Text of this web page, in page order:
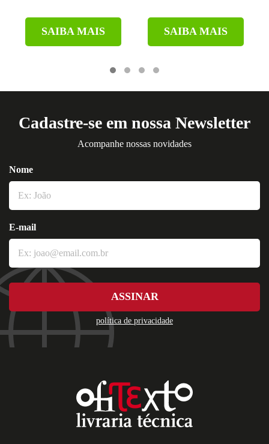
SAIBA MAIS SAIBA MAIS
Cadastre-se em nossa Newsletter
Acompanhe nossas novidades
política de privacidade
Nome
E-mail
ASSINAR